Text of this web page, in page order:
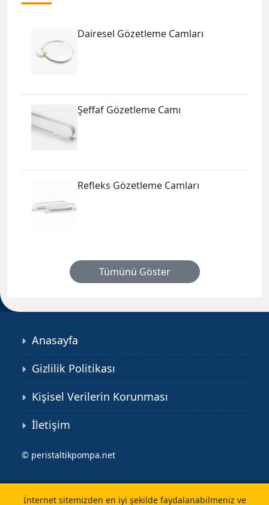
Dairesel Gözetleme Camları
Şeffaf Gözetleme Camı
Refleks Gözetleme Camları
Tümünü Göster
Anasayfa
Gizlilik Politikası
Kişisel Verilerin Korunması
İletişim
© peristaltikpompa.net
İnternet sitemizden en iyi şekilde faydalanabilmeniz ve